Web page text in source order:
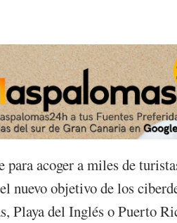
acoger a miles de
nuevo objetivo de los
Playa del Inglés o Puerto